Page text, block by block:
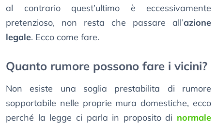
al contrario quest’ultimo è eccessivamente
pretenzioso, non resta che passare all’azione
legale. Ecco come fare.
Quanto rumore possono fare i vicini?
Non esiste una soglia prestabilita di rumore
sopportabile nelle proprie mura domestiche, ecco
perché la legge ci parla in proposito di normale